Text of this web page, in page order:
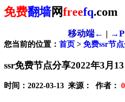
免费翻墙网freefq.com
移动端← |
您当前的位置： 首页 > 免费ssr节
ssr免费节点分享2022年3月13
时间：2022-03-13 来源： 作者： 0